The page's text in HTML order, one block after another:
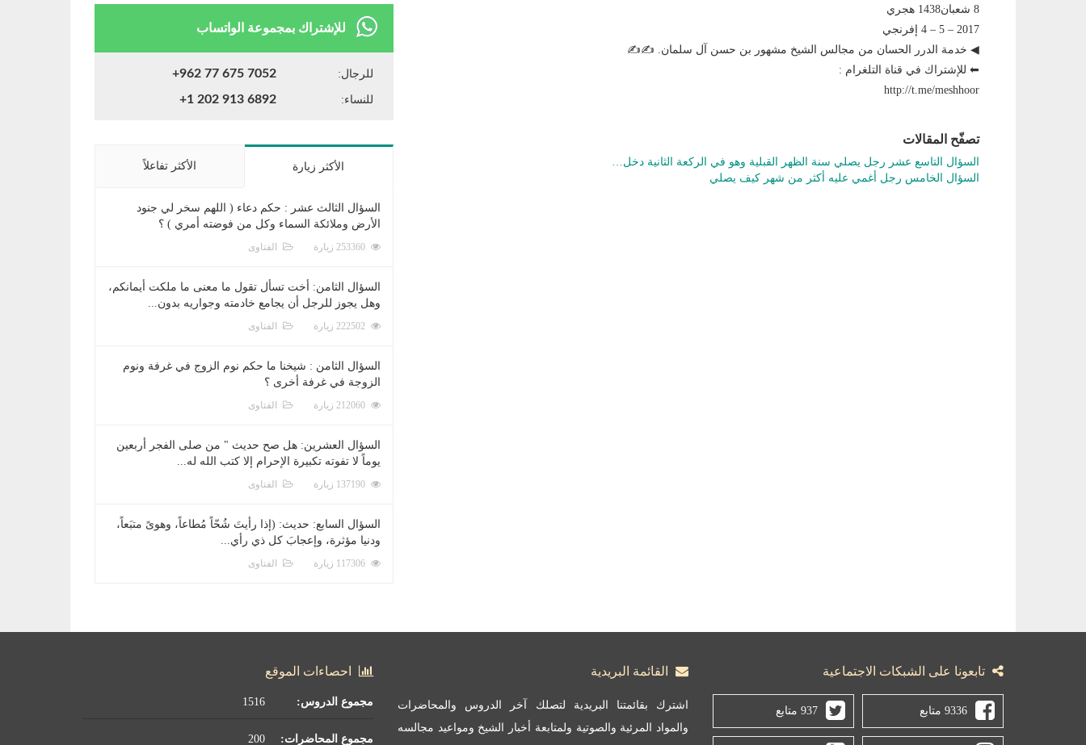
8 شعبان1438 هجري
2017 – 5 – 4 إفرنجي
◀ خدمة الدرر الحسان من مجالس الشيخ مشهور بن حسن آل سلمان. ✍✍
⬅ للإشتراك في قناة التلغرام :
http://t.me/meshhoor
تصفّح المقالات
السؤال التاسع عشر رجل يصلي سنة الظهر القبلية وهو في الركعة الثانية دخل…
السؤال الخامس رجل أغمي عليه أكثر من شهر كيف يصلي
للإشتراك بمجموعة الواتساب
للرجال: +962 77 675 7052
للنساء: +1 202 913 6892
الأكثر زيارة الأكثر تفاعلاً
السؤال الثالث عشر : حكم دعاء ( اللهم سخر لي جنود
الأرض وملائكة السماء وكل من فوضته أمري ) ؟
الفتاوى
السؤال الثامن: أخت تسأل تقول ما معنى ما ملكت أيمانكم،
وهل يجوز للرجل أن يجامع خادمته وجواريه بدون...
الفتاوى
السؤال الثامن : شيخنا ما حكم نوم الزوج في غرفة ونوم
الزوجة في غرفة أخرى ؟
الفتاوى
السؤال العشرين: هل صح حديث " من صلى الفجر أربعين
يوماً لا تفوته تكبيرة الإحرام إلا كتب الله له...
الفتاوى
السؤال السابع: حديث: (إذا رأيتَ شُحّاً مُطاعاً، وهوىً متبَعاً،
ودنيا مؤثرة، وإعجابَ كل ذي رأي...
الفتاوى
تابعونا على الشبكات الاجتماعية
9336 متابع 937 متابع
القائمة البريدية
اشترك بقائمتنا البريدية لتصلك آخر الدروس والمحاضرات
والمواد المرئية والصوتية ولمتابعة أخبار الشيخ ومواعيد مجالسه
احصاءات الموقع
مجموع الدروس:
مجموع المحاضرات: